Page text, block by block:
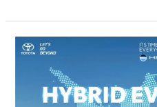
GRATIS!
Toyota